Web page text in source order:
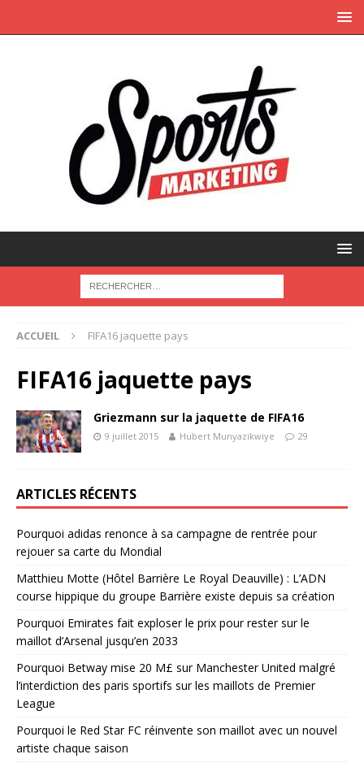
ACCUEIL FIFA16 jaquette pays
FIFA16 jaquette pays
Griezmann sur la jaquette de FIFA16
9 juillet 2015 Hubert Munyazikwiye 29
ARTICLES RÉCENTS
Pourquoi adidas renonce à sa campagne de rentrée pour
rejouer sa carte du Mondial
Matthieu Motte (Hôtel Barrière Le Royal Deauville) : L’ADN
course hippique du groupe Barrière existe depuis sa création
Pourquoi Emirates fait exploser le prix pour rester sur le
maillot d’Arsenal jusqu’en 2033
Pourquoi Betway mise 20 M£ sur Manchester United malgré
l’interdiction des paris sportifs sur les maillots de Premier
League
Pourquoi le Red Star FC réinvente son maillot avec un nouvel
artiste chaque saison